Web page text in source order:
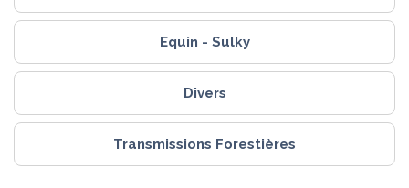
Equin - Sulky
Divers
Transmissions Forestières